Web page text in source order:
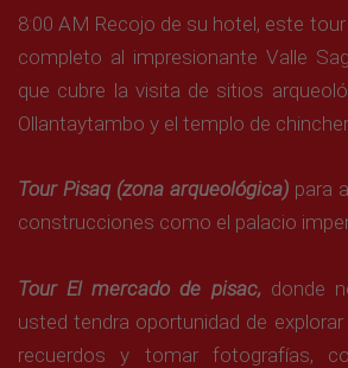
8:00 AM Recojo de su hotel, este
completo al impresionante Valle
que cubre la visita de sitios
Ollantaytambo y el templo de
Tour Pisaq (zona arqueológica) para
construcciones como el palacio
Tour El mercado de pisac, donde
usted tendra oportunidad de
recuerdos y tomar fotografías,